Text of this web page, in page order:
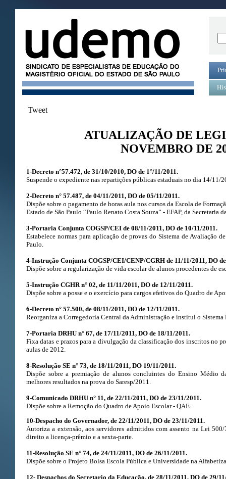
Tweet
ATUALIZAÇÃO DE
NOVEMBRO DE
1-Decreto n°57.472, de 31/10/2010, DO de 1°/11/2011.
Suspende o expediente nas repartições públicas estaduais no dia 14/11/
2-Decreto n° 57.487, de 04/11/2011, DO de 05/11/2011.
Dispõe sobre o pagamento de horas aula nos cursos da Escola de
Estado de São Paulo “Paulo Renato Costa Souza” - EFAP, da Secretaria
3-Portaria Conjunta COGSP/CEI de 08/11/2011, DO de 10/11/2011.
Estabelece normas para aplicação de provas do Sistema de Avaliação
Paulo.
4-Instrução Conjunta COGSP/CEI/CENP/CGRH de 11/11/2011, DO
Dispõe sobre a regularização de vida escolar de alunos procedentes de
5-Instrução CGHR n° 02, de 11/11/2011, DO de 12/11/2011.
Dispõe sobre a posse e o exercício para cargos efetivos do Quadro de
6-Decreto n° 57.500, de 08/11/2011, DO de 12/11/2011.
Reorganiza a Corregedoria Central da Administração e institui o
7-Portaria DRHU n° 67, de 17/11/2011, DO de 18/11/2011.
Fixa datas e prazos para a divulgação da classificação dos inscritos no
aulas de 2012.
8-Resolução SE n° 73, de 18/11/2011, DO 19/11/2011.
Dispõe sobre a premiação de alunos concluintes do Ensino Médio
melhores resultados na prova do Saresp/2011.
9-Comunicado DRHU n° 11, de 22/11/2011, DO de 23/11/2011.
Dispõe sobre a Remoção do Quadro de Apoio Escolar - QAE.
10-Despacho do Governador, de 22/11/2011, DO de 23/11/2011.
Autoriza a extensão, aos servidores admitidos com assento na Lei
direito a licença-prêmio e a sexta-parte.
11-Resolução SE n° 74, de 24/11/2011, DO de 26/11/2011.
Dispõe sobre o Projeto Bolsa Escola Pública e Universidade na
12- Despachos do Secretario da Educação, de 28/11/2011, DO de 29/